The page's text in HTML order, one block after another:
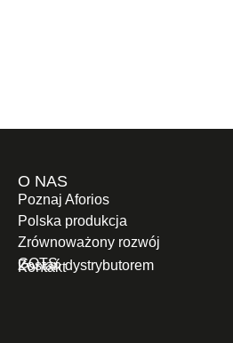
O NAS
Poznaj Aforios
Polska produkcja
Zrównoważony rozwój
GOTS
Zostań dystrybutorem
Kontakt